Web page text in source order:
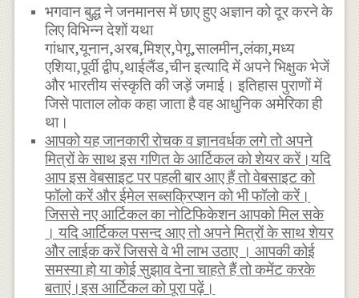
भगवान बुद्ध ने जनमानस में छाए हुए अज्ञान को दूर करने के
लिए विभिन्न देशों यथा
गांधार,यूनान,अरब,मिश्र,पेगू,सालमीन,लंका,मध्य
एशिया,पूर्वी द्वीप,थाईलैंड,चीन इत्यादि में अपने भिक्षुक भेजें
और भारतीय संस्कृति की जड़ें जमाई। इतिहास पुराणों में
जिसे पाताल लोक कहा जाता है वह आधुनिक अमेरिका ही
था।
आपको यह जानकारी रोचक व ज्ञानवर्धक लगे तो अपने
मित्रों के साथ इस गणित के आर्टिकल को शेयर करें।यदि
आप इस वेबसाइट पर पहली बार आए हैं तो वेबसाइट को
फॉलो करें और ईमेल सब्सक्रिप्शन को भी फॉलो करें।
जिससे नए आर्टिकल का नोटिफिकेशन आपको मिल सके
। यदि आर्टिकल पसन्द आए तो अपने मित्रों के साथ शेयर
और लाईक करें जिससे वे भी लाभ उठाए । आपकी कोई
समस्या हो या कोई सुझाव देना चाहते हैं तो कमेंट करके
बताएं।इस आर्टिकल को पूरा पढ़ें।